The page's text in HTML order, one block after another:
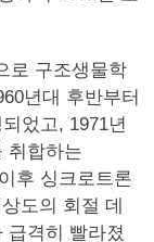
로 구조생물학
년대 후반부터
었고, 1971년
취합하는
후 싱크로트론
도의 회절 데
급격히 빨라졌